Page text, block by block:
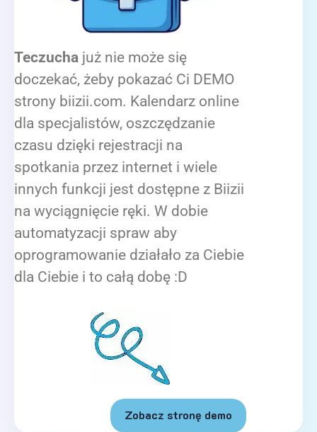
Teczucha już nie może się
doczekać, żeby pokazać Ci DEMO
strony biizii.com. Kalendarz online
dla specjalistów, oszczędzanie
czasu dzięki rejestracji na
spotkania przez internet i wiele
innych funkcji jest dostępne z Biizii
na wyciągnięcie ręki. W dobie
automatyzacji spraw aby
oprogramowanie działało za Ciebie
dla Ciebie i to całą dobę :D
Zobacz stronę demo